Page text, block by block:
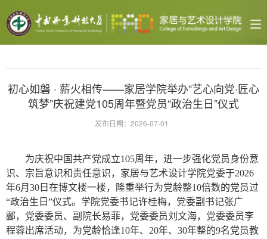
初心如磐 · 薪火相传——家居学院举办“艺心向党·匠心
筑梦”庆祝建党105周年暨党员“政治生日”仪式
发布日期：2026-07-01
为庆祝中国共产党成立105周年，进一步强化党员身份意
识、宗旨意识和责任意识，家居与艺术设计学院党委于2026
年6月30日在博文楼一楼，隆重举行为党龄整10倍数的党员过
“政治生日”仪式。学院党委书记许桂梅，党委副书记张广
酃，党委委员、副院长易菲，党委委员刘文海，党委委员李
程蓉出席活动，为党龄恰逢10年、20年、30年整的9名党员教